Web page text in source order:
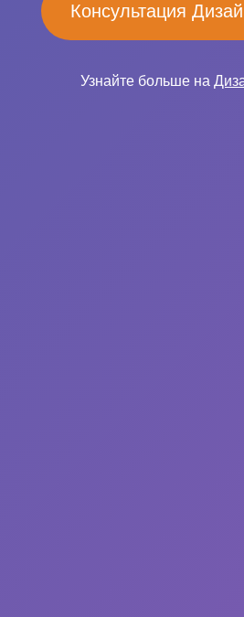
Консультация
Узнайте больше на